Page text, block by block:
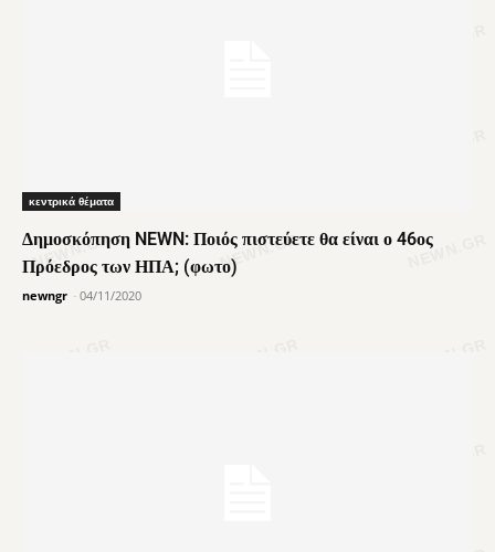
κεντρικά θέματα
Δημοσκόπηση NEWN: Ποιός πιστεύετε θα είναι ο 46ος
Πρόεδρος των ΗΠΑ; (φωτο)
newngr - 04/11/2020